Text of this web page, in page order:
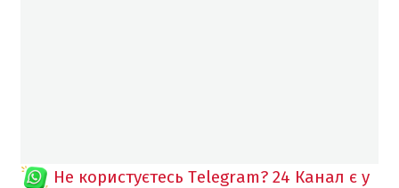
Не користуєтесь Telegram? 24 Канал є у